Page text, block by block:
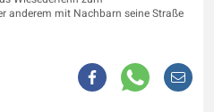
anderem mit Nachbarn seine Straße